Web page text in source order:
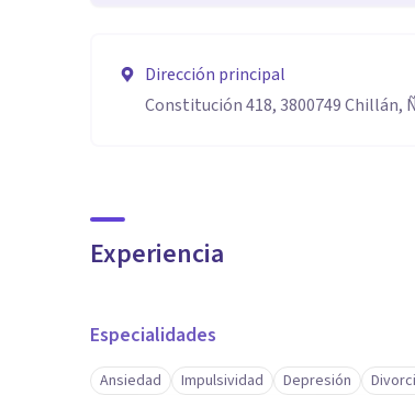
Dirección principal
Constitución 418, 3800749 Chillán,
Experiencia
Especialidades
Ansiedad Impulsividad Depresión